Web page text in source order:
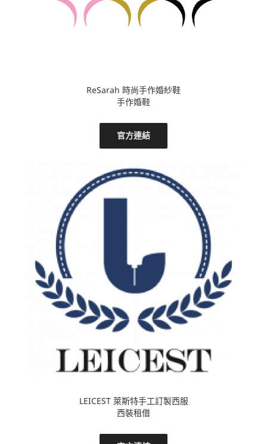
ReSarah 時尚手作婚紗鞋
手作婚鞋
官方連結
LEICEST 萊斯特手工訂製西服
西裝租借